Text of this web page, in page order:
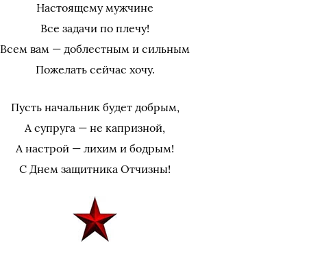
Настоящему мужчине
Все задачи по плечу!
Всем вам — доблестным и сильным
Пожелать сейчас хочу.
Пусть начальник будет добрым,
А супруга — не капризной,
А настрой — лихим и бодрым!
С Днем защитника Отчизны!